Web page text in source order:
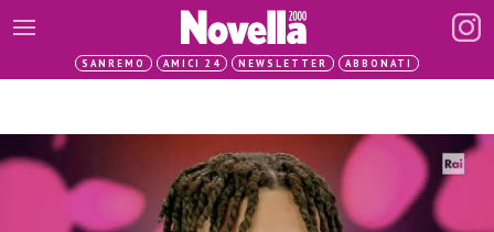
SANREMO AMICI 24 NEWSLETTER ABBONATI